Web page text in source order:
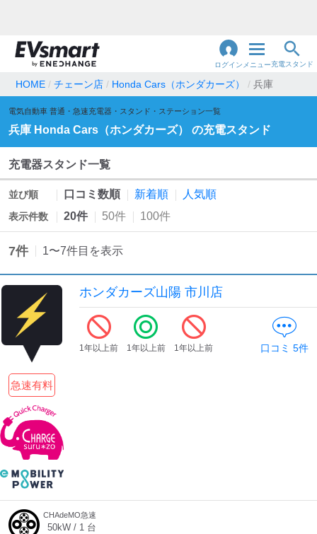
ログイン メニュー充電スタンド
地名・観光スポット・住所
充電器の種類
急速充電器のみ表示
認証システム
EV充電エネチェンジ e-Mobility Power
三菱ディーラーを表示
トヨタディーラーを表
示
充電器の出力
HOME チェーン店 Honda Cars（ホンダカーズ） 兵庫
電気自動車 普通・急速充電器・スタンド・ステーション一覧
兵庫 Honda Cars（ホンダカーズ） の充電スタンド
充電器スタンド一覧
並び順 口コミ数順 新着順 人気順
表示件数 20件 50件 100件
7件 1〜7件目を表示
ホンダカーズ山陽 市川店
急速有料
1年以上前 1年以上前 1年以上前 口コミ 5件
CHAdeMO急速
50kW / 1 台